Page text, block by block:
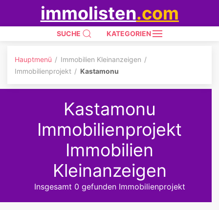
immolisten.com
SUCHE KATEGORIEN
Hauptmenü
Immobilien Kleinanzeigen
Immobilienprojekt
Kastamonu
Kastamonu
Immobilienprojekt
Immobilien
Kleinanzeigen
Insgesamt 0 gefunden Immobilienprojekt